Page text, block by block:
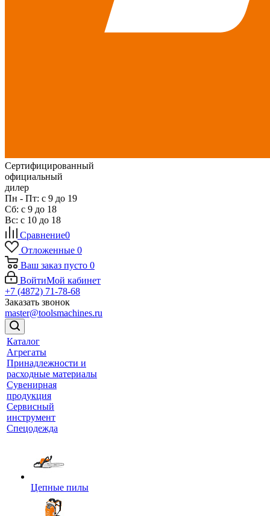
Сертифицированный
официальный
дилер
Пн - Пт: с 9 до 19
Сб: с 9 до 18
Вс: с 10 до 18
Сравнение0
Отложенные 0
Ваш заказ пусто 0
ВойтиМой кабинет
+7 (4872) 71-78-68
Заказать звонок
master@toolsmachines.ru
Каталог
Агрегаты
Принадлежности и
расходные материалы
Сувенирная
продукция
Сервисный
инструмент
Спецодежда
Цепные пилы